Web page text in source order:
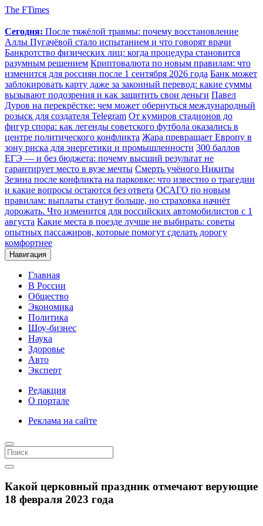
The FTimes
Сегодня: После тяжёлой травмы: почему восстановление
Аллы Пугачёвой стало испытанием и что говорят врачи
Банкротство физических лиц: когда процедура становится
разумным решением Криптовалюта по новым правилам: что
изменится для россиян после 1 сентября 2026 года Банк может
заблокировать карту даже за законный перевод: какие суммы
вызывают подозрения и как защитить свои деньги Павел
Дуров на перекрёстке: чем может обернуться международный
розыск для создателя Telegram От кумиров стадионов до
фигур спора: как легенды советского футбола оказались в
центре политического конфликта Жара превращает Европу в
зону риска для энергетики и промышленности 300 баллов
ЕГЭ — и без бюджета: почему высший результат не
гарантирует место в вузе мечты Смерть учёного Никиты
Зезина после конфликта на парковке: что известно о трагедии
и какие вопросы остаются без ответа ОСАГО по новым
правилам: выплаты станут больше, но страховка начнёт
дорожать. Что изменится для российских автомобилистов с 1
августа Какие места в поезде лучше не выбирать: советы
опытных пассажиров, которые помогут сделать дорогу
комфортнее
Навигация
Главная
В России
Общество
Экономика
Политика
Шоу-бизнес
Наука
Здоровье
Авто
Эксперт
Редакция
О портале
Реклама на сайте
Какой церковный праздник отмечают верующие
18 февраля 2023 года